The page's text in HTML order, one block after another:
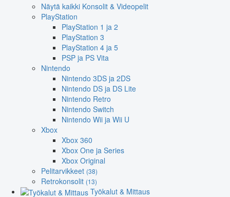
Näytä kaikki Konsolit & Videopelit
PlayStation
PlayStation 1 ja 2
PlayStation 3
PlayStation 4 ja 5
PSP ja PS Vita
Nintendo
Nintendo 3DS ja 2DS
Nintendo DS ja DS Lite
Nintendo Retro
Nintendo Switch
Nintendo Wii ja Wii U
Xbox
Xbox 360
Xbox One ja Series
Xbox Original
Pelitarvikkeet (38)
Retrokonsolit (13)
Työkalut & Mittaus